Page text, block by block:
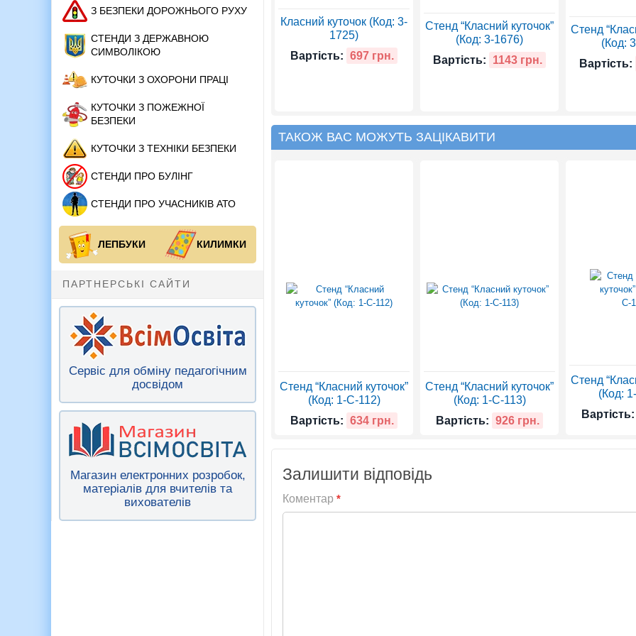
З БЕЗПЕКИ ДОРОЖНЬОГО РУХУ
СТЕНДИ З ДЕРЖАВНОЮ
СИМВОЛІКОЮ
КУТОЧКИ З ОХОРОНИ ПРАЦІ
КУТОЧКИ З ПОЖЕЖНОЇ
БЕЗПЕКИ
КУТОЧКИ З ТЕХНІКИ БЕЗПЕКИ
СТЕНДИ ПРО БУЛІНГ
СТЕНДИ ПРО УЧАСНИКІВ АТО
ЛЕПБУКИ КИЛИМКИ
ПАРТНЕРСЬКІ САЙТИ
Сервіс для обміну педагогічним
досвідом
Магазин електронних розробок,
матеріалів для вчителів та
вихователів
Класний куточок (Код: 3-
1725)
Вартість: 697 грн.
Стенд “Класний куточок”
(Код: 3-1676)
Вартість:
1143 грн.
Стенд
(Код:
Вартість:
ТАКОЖ ВАС МОЖУТЬ ЗАЦІКАВИТИ
Стенд “Класний куточок”
(Код: 1-С-112)
Вартість: 634 грн.
Стенд “Класний куточок”
(Код: 1-С-113)
Вартість: 926 грн.
Стенд
(Код:
Вартість:
Залишити відповідь
Коментар *